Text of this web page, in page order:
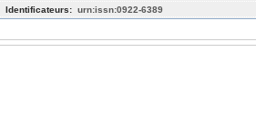
Identificateurs: urn:issn:0922-6389